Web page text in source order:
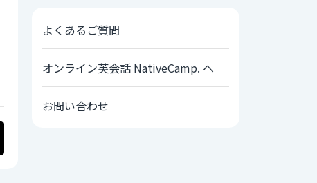
よくあるご質問
オンライン英会話 NativeCamp. へ
お問い合わせ